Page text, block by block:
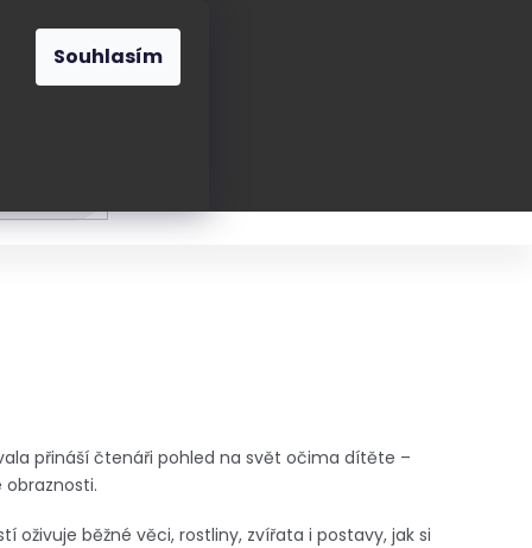
Souhlasím
přináší čtenáři pohled na svět očima dítěte –
oživuje běžné věci, rostliny, zvířata i postavy, jak si